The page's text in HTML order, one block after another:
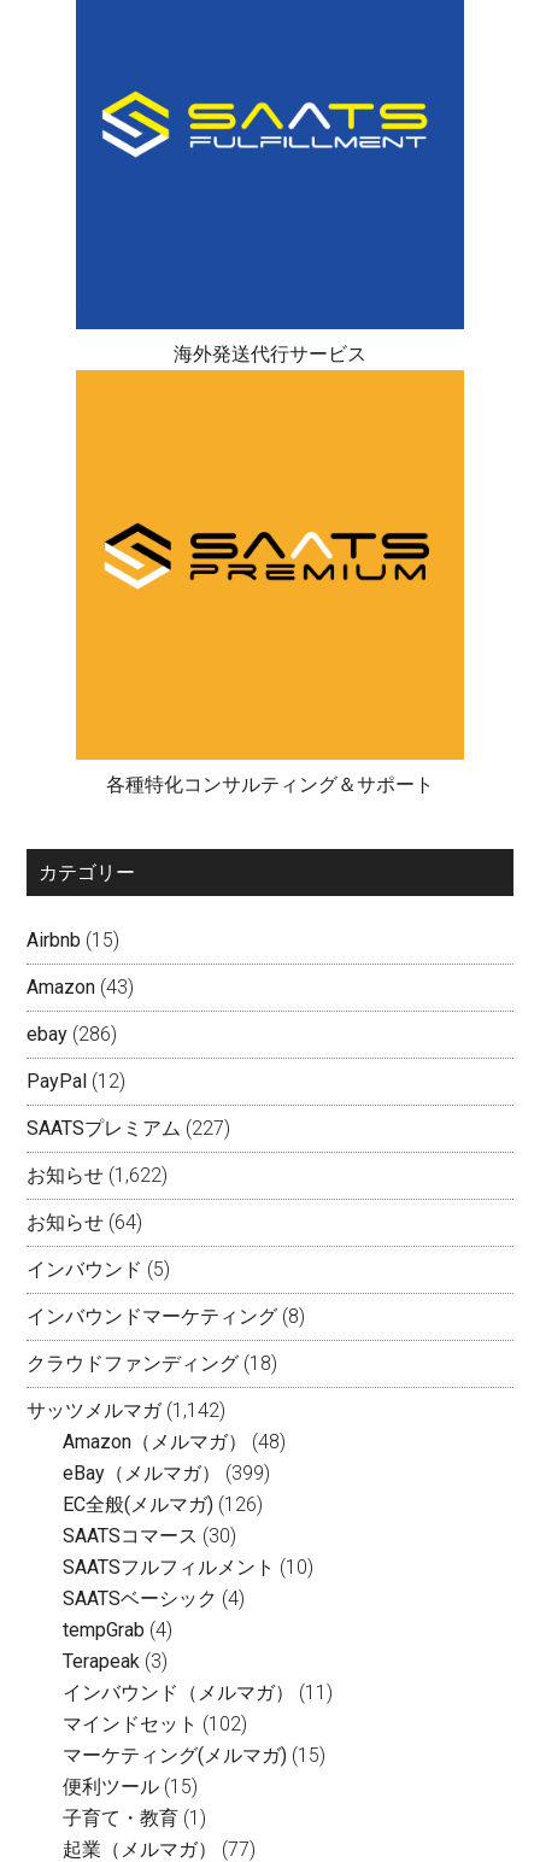
海外発送代行サービス
各種特化コンサルティング＆サポート
カテゴリー
Airbnb (15)
Amazon (43)
ebay (286)
PayPal (12)
SAATSプレミアム (227)
お知らせ (1,622)
お知らせ (64)
インバウンド (5)
インバウンドマーケティング (8)
クラウドファンディング (18)
サッツメルマガ(1,142)
Amazon（メルマガ）
(48)
eBay（メルマガ）
(399)
EC全般(メルマガ) (126)
SAATSコマース (30)
SAATSフルフィルメント (10)
SAATSベーシック (4)
tempGrab (4)
Terapeak (3)
インバウンド（メルマガ）
(11)
マインドセット (102)
マーケティング(メルマガ) (15)
便利ツール (15)
子育て・教育 (1)
起業（メルマガ）
(77)